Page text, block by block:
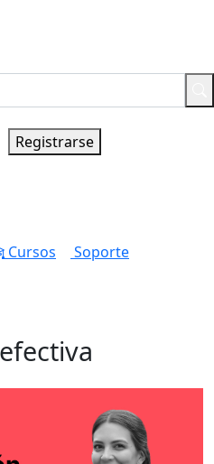
Registrarse
Cursos Soporte